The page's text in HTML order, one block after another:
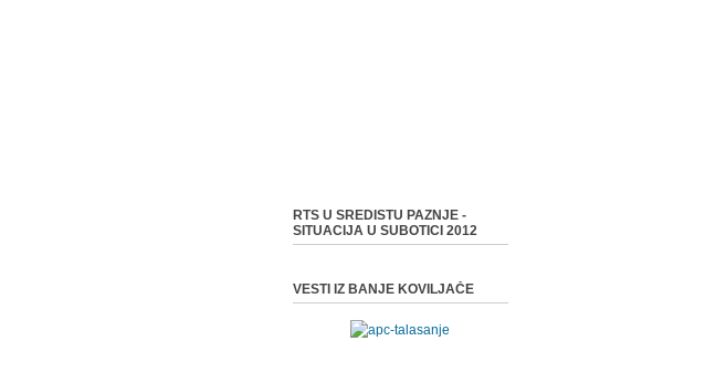
RTS U SREDISTU PAZNJE -
SITUACIJA U SUBOTICI 2012
VESTI IZ BANJE KOVILJAČE